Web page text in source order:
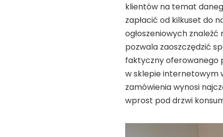
klientów na temat
zapłacić od kilkuset do
ogłoszeniowych
pozwala zaoszczędzić
faktyczny oferowanego
w sklepie internetowym
zamówienia wynosi
wprost pod drzwi